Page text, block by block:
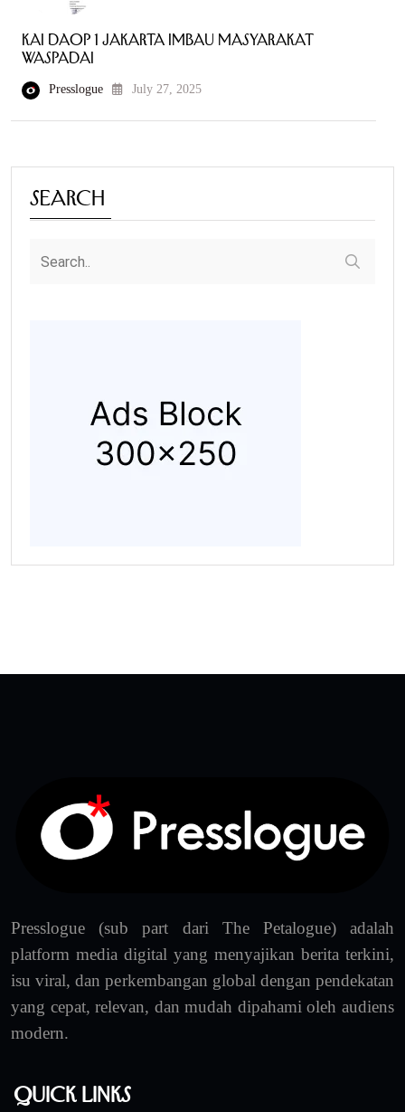
KAI Daop 1 Jakarta Imbau Masyarakat
Waspadai
Presslogue July 27, 2025
Search
Presslogue (sub part dari The Petalogue) adalah
platform media digital yang menyajikan berita terkini,
isu viral, dan perkembangan global dengan pendekatan
yang cepat, relevan, dan mudah dipahami oleh audiens
modern.
Quick Links